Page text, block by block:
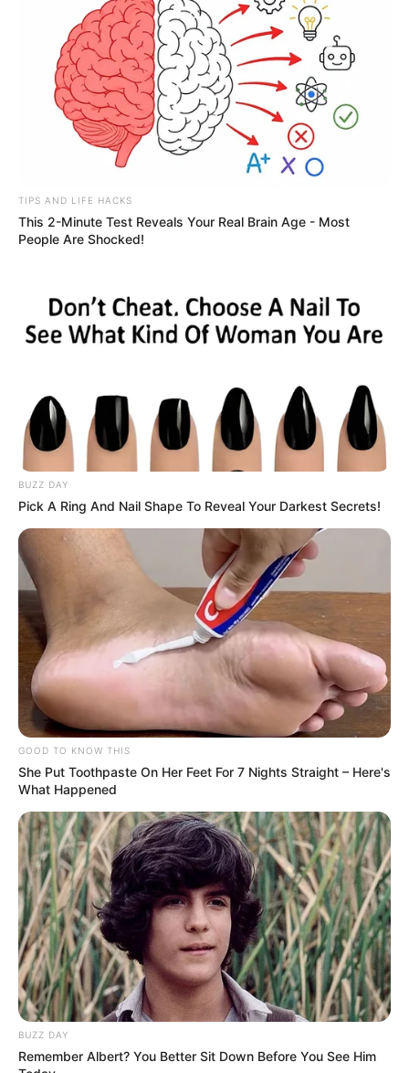
TIPS AND LIFE HACKS
This 2-Minute Test Reveals Your Real Brain Age - Most
People Are Shocked!
BUZZ DAY
Pick A Ring And Nail Shape To Reveal Your Darkest Secrets!
GOOD TO KNOW THIS
She Put Toothpaste On Her Feet For 7 Nights Straight – Here's
What Happened
BUZZ DAY
Remember Albert? You Better Sit Down Before You See Him